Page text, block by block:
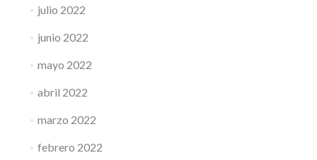
julio 2022
junio 2022
mayo 2022
abril 2022
marzo 2022
febrero 2022